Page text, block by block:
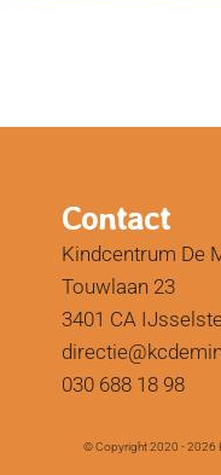
Contact
Kindcentrum De
Touwlaan 23
3401 CA
030 688 18 98
© Copyright 2020 - 2026